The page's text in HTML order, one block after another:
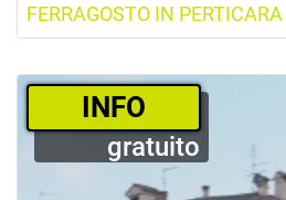
FERRAGOSTO IN PERTICARA
­INFO
gratuito